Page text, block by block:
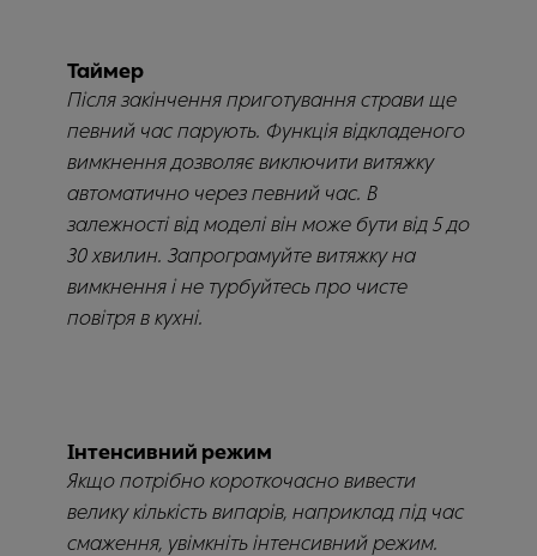
Таймер
Після закінчення приготування страви ще
певний час парують. Функція відкладеного
вимкнення дозволяє виключити витяжку
автоматично через певний час. В
залежності від моделі він може бути від 5 до
30 хвилин. Запрограмуйте витяжку на
вимкнення і не турбуйтесь про чисте
повітря в кухні.
Інтенсивний режим
Якщо потрібно короткочасно вивести
велику кількість випарів, наприклад під час
смаження, увімкніть інтенсивний режим.